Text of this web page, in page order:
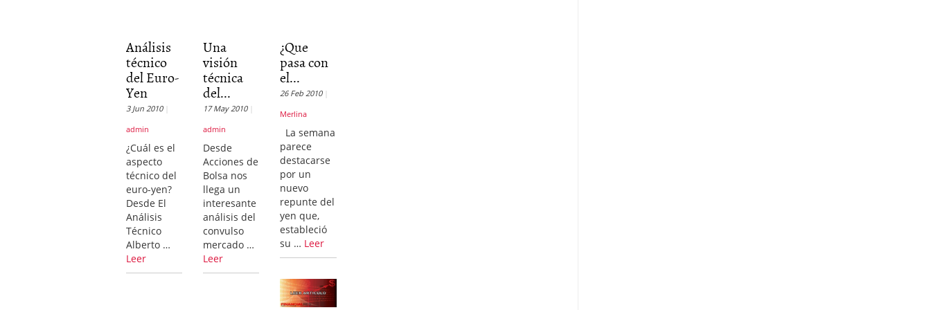
Análisis
técnico
del Euro-
Yen
3 Jun 2010
admin
¿Cuál es el
aspecto
técnico del
euro-yen?
Desde El
Análisis
Técnico
Alberto …
Leer
Una
visión
técnica
del...
17 May 2010
admin
Desde
Acciones de
Bolsa nos
llega un
interesante
análisis del
convulso
mercado …
Leer
¿Que
pasa con
el...
26 Feb 2010
Merlina
La semana
parece
destacarse
por un
nuevo
repunte del
yen que,
estableció
su … Leer